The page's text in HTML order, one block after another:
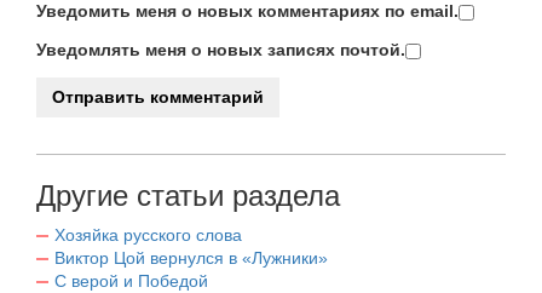
Уведомить меня о новых комментариях по email.
Уведомлять меня о новых записях почтой.
Другие статьи раздела
Хозяйка русского слова
Виктор Цой вернулся в «Лужники»
С верой и Победой